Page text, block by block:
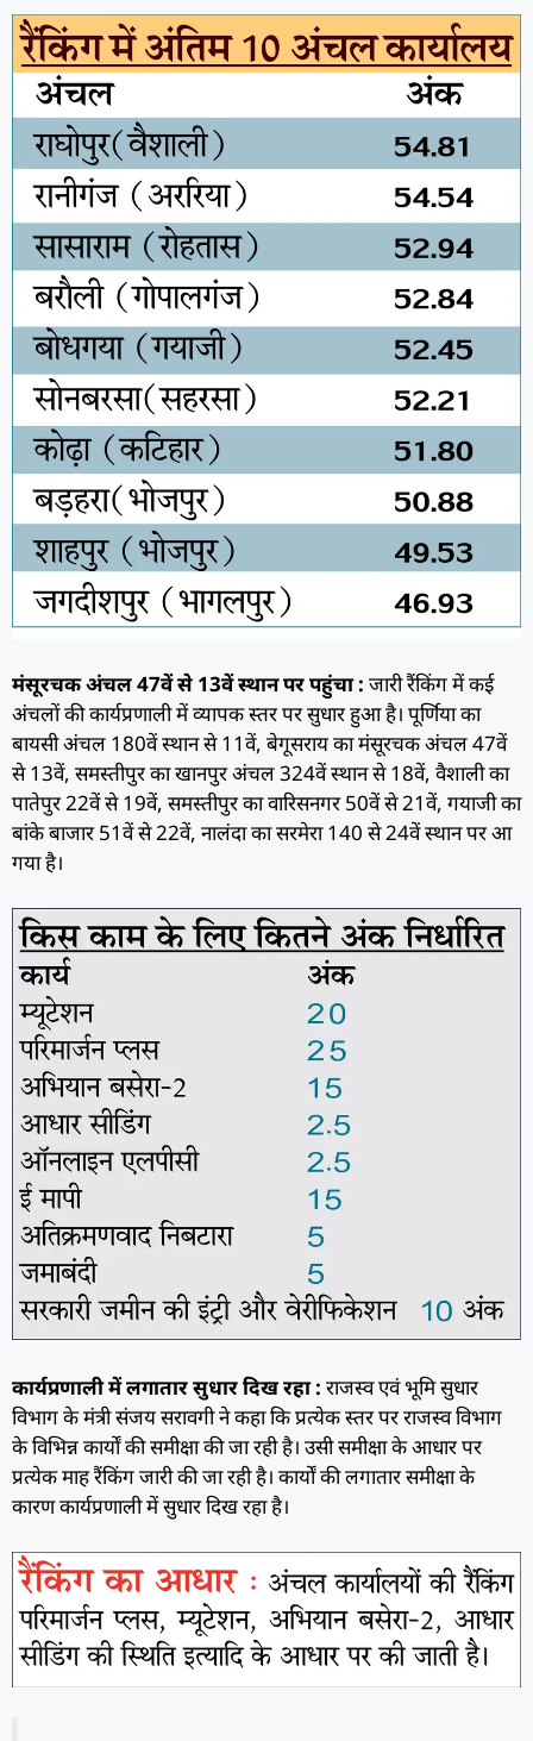
मंसूरचक अंचल 47वें से 13वें स्थान पर पहुंचा : जारी रैंकिंग में कई
अंचलों की कार्यप्रणाली में व्यापक स्तर पर सुधार हुआ है। पूर्णिया का
बायसी अंचल 180वें स्थान से 11वें, बेगूसराय का मंसूरचक अंचल 47वें
से 13वें, समस्तीपुर का खानपुर अंचल 324वें स्थान से 18वें, वैशाली का
पातेपुर 22वें से 19वें, समस्तीपुर का वारिसनगर 50वें से 21वें, गयाजी का
बांके बाजार 51वें से 22वें, नालंदा का सरमेरा 140 से 24वें स्थान पर आ
गया है।
कार्यप्रणाली में लगातार सुधार दिख रहा : राजस्व एवं भूमि सुधार
विभाग के मंत्री संजय सरावगी ने कहा कि प्रत्येक स्तर पर राजस्व विभाग
के विभिन्न कार्यों की समीक्षा की जा रही है। उसी समीक्षा के आधार पर
प्रत्येक माह रैंकिंग जारी की जा रही है। कार्यों की लगातार समीक्षा के
कारण कार्यप्रणाली में सुधार दिख रहा है।